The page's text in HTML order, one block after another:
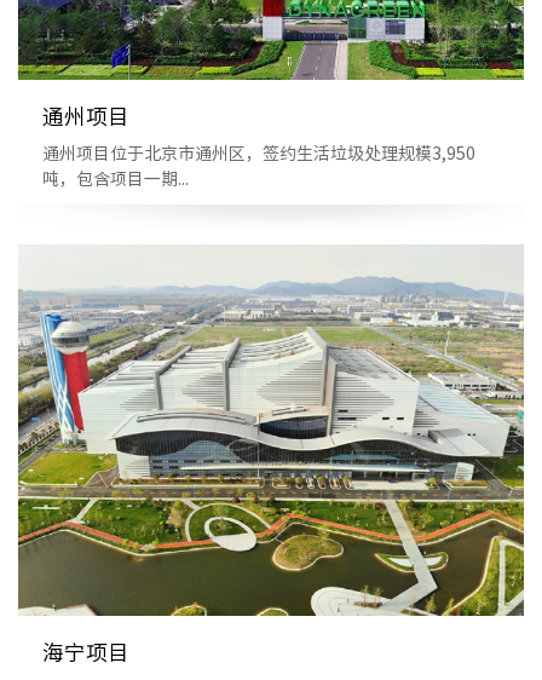
通州项目
通州项目位于北京市通州区，签约生活垃圾处理规模3,950
吨，包含项目一期...
海宁项目